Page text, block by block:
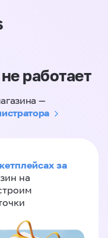
работает
—
за
на